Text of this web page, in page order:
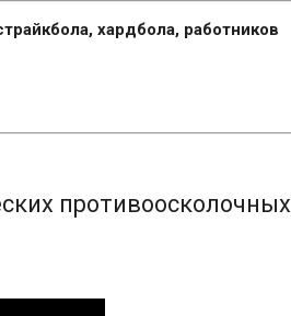
хардбола, работников
противоосколочных